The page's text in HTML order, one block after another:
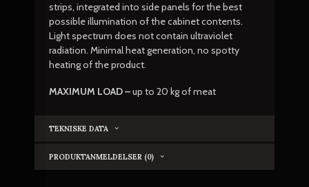
strips, integrated into side panels for the best
possible illumination of the cabinet contents.
Light spectrum does not contain ultraviolet
radiation. Minimal heat generation, no spotty
heating of the product.
MAXIMUM LOAD –up to 20 kg of meat
TEKNISKE DATA
PRODUKTANMELDELSER (0)